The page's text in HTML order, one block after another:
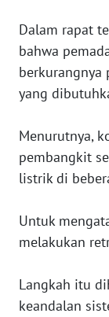
Dalam rapat
bahwa
yang
Menurutnya,
pembangkit
listrik di
Untuk
melakukan
Langkah itu
keandalan
WN
PAPUA
BARAT
RIAU
WN
WN
JAMBI
WN
SULTRA